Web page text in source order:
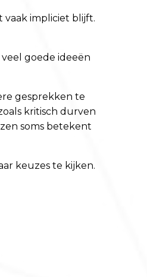
vaak impliciet blijft.
goede ideeën
gesprekken te
kritisch durven
soms betekent
keuzes te kijken.